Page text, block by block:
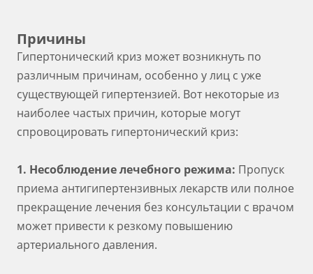
Причины
Гипертонический криз может возникнуть по
различным причинам, особенно у лиц с уже
существующей гипертензией. Вот некоторые из
наиболее частых причин, которые могут
спровоцировать гипертонический криз:
1. Несоблюдение лечебного режима: Пропуск
приема антигипертензивных лекарств или полное
прекращение лечения без консультации с врачом
может привести к резкому повышению
артериального давления.